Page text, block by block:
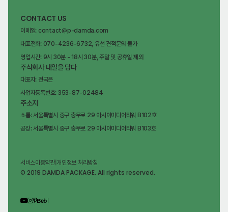
CONTACT US
이메일: contact@p-damda.com
대표전화: 070-4236-6732, 유선 견적문의 불가
영업시간: 9시 30분 - 18시 30분, 주말 및 공휴일 제외
주식회사 내일을 담다
대표자: 전국은
사업자등록번호: 353-87-02484
주소지
쇼룸: 서울특별시 중구 충무로 29 아시아미디어타워 B102호
공장: 서울특별시 중구 충무로 29 아시아미디어타워 B103호
서비스이용약관| 개인정보 처리방침
© 2019 DAMDA PACKAGE. All rights reserved.